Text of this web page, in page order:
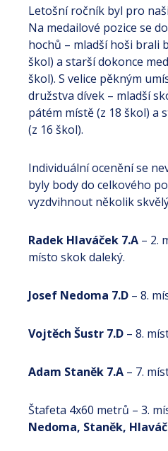
Letošní ročník byl pro
Na medailové pozice se
hochů – mladší hoši brali
škol) a starší dokonce
škol). S velice pěkným
družstva dívek – mladší
pátém místě (z 18 škol) a
(z 16 škol).
Individuální ocenění se
byly body do celkového
vyzdvihnout několik
Radek Hlaváček 7.A – 2.
místo skok daleký.
Josef Nedoma 7.D – 8.
Vojtěch Šustr 7.D – 8.
Adam Staněk 7.A – 7.
Štafeta 4x60 metrů – 3.
Nedoma, Staněk,